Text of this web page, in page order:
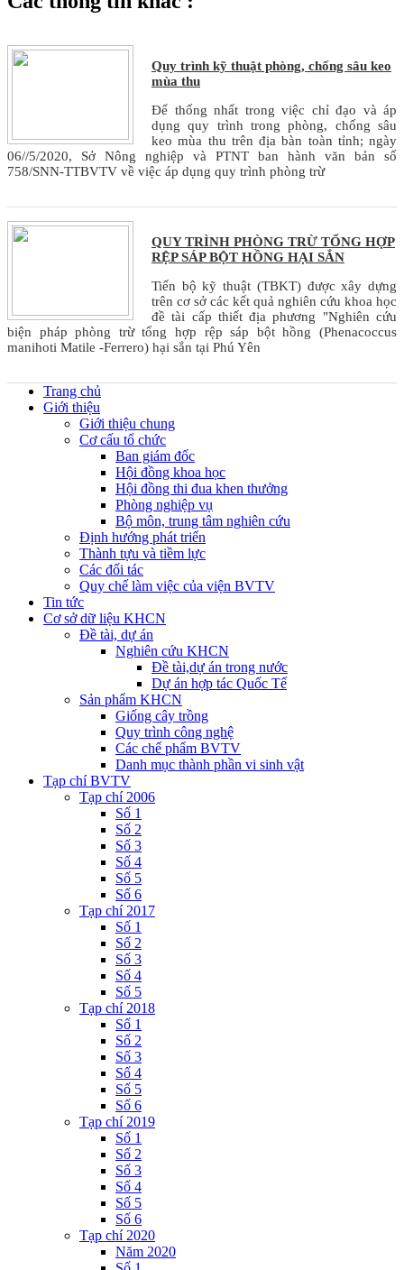
Quy trình kỹ thuật phòng, chống sâu keo
mùa thu
Để thống nhất trong việc chỉ đạo và áp
dụng quy trình trong phòng, chống sâu
keo mùa thu trên địa bàn toàn tỉnh; ngày
06//5/2020, Sở Nông nghiệp và PTNT ban hành văn bản số
758/SNN-TTBVTV về việc áp dụng quy trình phòng trừ
QUY TRÌNH PHÒNG TRỪ TỔNG HỢP
RỆP SÁP BỘT HỒNG HẠI SẮN
Tiến bộ kỹ thuật (TBKT) được xây dựng
trên cơ sở các kết quả nghiên cứu khoa học
đề tài cấp thiết địa phương "Nghiên cứu
biện pháp phòng trừ tổng hợp rệp sáp bột hồng (Phenacoccus
manihoti Matile -Ferrero) hại sắn tại Phú Yên
Trang chủ
Giới thiệu
Giới thiệu chung
Cơ cấu tổ chức
Ban giám đốc
Hội đồng khoa học
Hội đồng thi đua khen thưởng
Phòng nghiệp vụ
Bộ môn, trung tâm nghiên cứu
Định hướng phát triển
Thành tựu và tiềm lực
Các đối tác
Quy chế làm việc của viện BVTV
Tin tức
Cơ sở dữ liệu KHCN
Đề tài, dự án
Nghiên cứu KHCN
Đề tài,dự án trong nước
Dự án hợp tác Quốc Tế
Sản phẩm KHCN
Giống cây trồng
Quy trình công nghệ
Các chế phẩm BVTV
Danh mục thành phần vi sinh vật
Tạp chí BVTV
Tạp chí 2006
Số 1
Số 2
Số 3
Số 4
Số 5
Số 6
Tạp chí 2017
Số 1
Số 2
Số 3
Số 4
Số 5
Tạp chí 2018
Số 1
Số 2
Số 3
Số 4
Số 5
Số 6
Tạp chí 2019
Số 1
Số 2
Số 3
Số 4
Số 5
Số 6
Tạp chí 2020
Năm 2020